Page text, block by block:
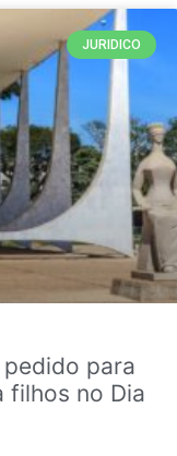
JURIDICO
para
filhos no Dia